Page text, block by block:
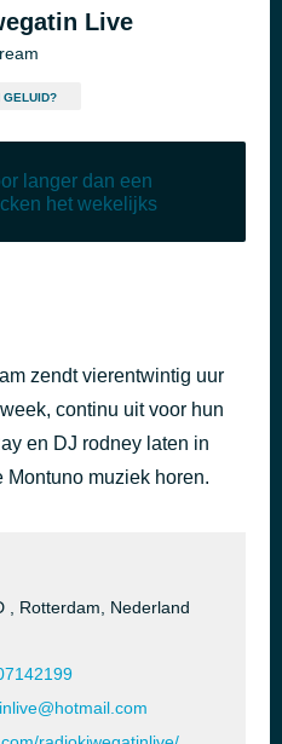
Live
GELUID?
langer dan een
het wekelijks
zendt vierentwintig uur
continu uit voor hun
en DJ rodney laten in
Montuno muziek horen.
, Rotterdam, Nederland